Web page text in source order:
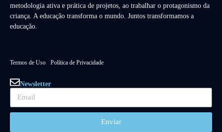
metodologia ativa e prática de projetos, ao trabalhar o protagonismo da
criança. A educação transforma o mundo. Juntos transformamos a
educação.
Termos de Uso Política de Privacidade
Newsletter
Enviar